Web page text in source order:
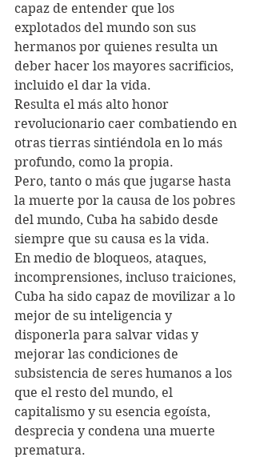
capaz de entender que los
explotados del mundo son sus
hermanos por quienes resulta un
deber hacer los mayores sacrificios,
incluido el dar la vida.
Resulta el más alto honor
revolucionario caer combatiendo en
otras tierras sintiéndola en lo más
profundo, como la propia.
Pero, tanto o más que jugarse hasta
la muerte por la causa de los pobres
del mundo, Cuba ha sabido desde
siempre que su causa es la vida.
En medio de bloqueos, ataques,
incomprensiones, incluso traiciones,
Cuba ha sido capaz de movilizar a lo
mejor de su inteligencia y
disponerla para salvar vidas y
mejorar las condiciones de
subsistencia de seres humanos a los
que el resto del mundo, el
capitalismo y su esencia egoísta,
desprecia y condena una muerte
prematura.